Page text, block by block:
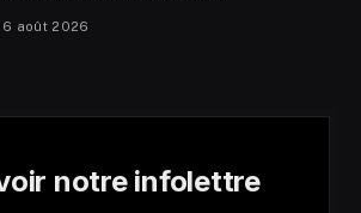
6 août 2026
notre infolettre